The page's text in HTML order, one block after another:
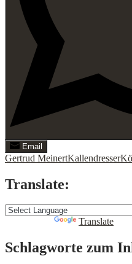
Email
Gertrud MeinertKallendresser
Translate:
Translate
Schlagworte zum